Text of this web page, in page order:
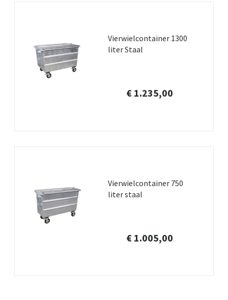
Vierwielcontainer 1300
liter Staal
€ 1.235,00
Vierwielcontainer 750
liter staal
€ 1.005,00